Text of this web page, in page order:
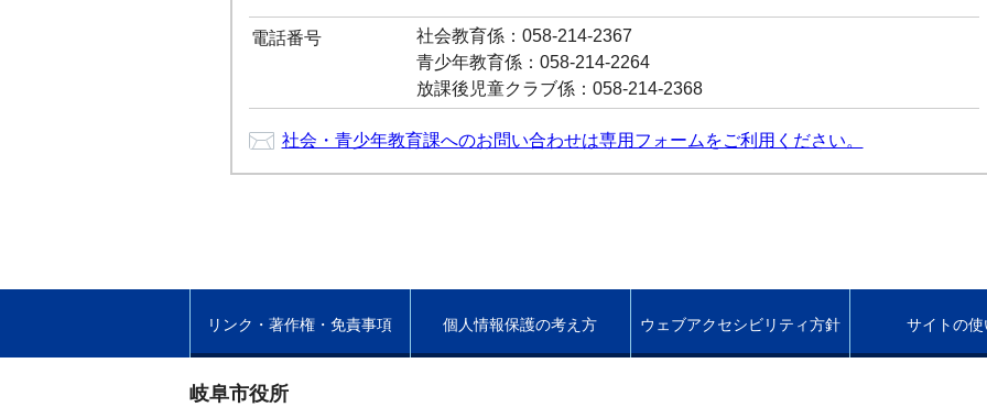
電話番号
社会教育係：058-214-2367
青少年教育係：058-214-2264
放課後児童クラブ係：058-214-2368
社会・青少年教育課へのお問い合わせは専用フォームをご利用ください。
リンク・著作権・免責事項 個人情報保護の考え方 ウェブアクセシビリティ方針 サイトの使
岐阜市役所